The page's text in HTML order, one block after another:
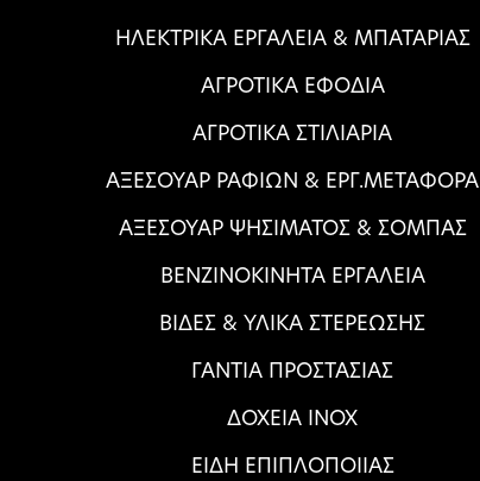
HΛΕΚΤΡΙΚΑ ΕΡΓΑΛΕΙΑ & ΜΠΑΤΑΡΙΑΣ
ΑΓΡΟΤΙΚΑ ΕΦΟΔΙΑ
ΑΓΡΟΤΙΚΑ ΣΤΙΛΙΑΡΙΑ
ΑΞΕΣΟΥΑΡ ΡΑΦΙΩΝ & ΕΡΓ.ΜΕΤΑΦΟΡΑ
ΑΞΕΣΟΥΑΡ ΨΗΣΙΜΑΤΟΣ & ΣΟΜΠΑΣ
ΒΕΝΖΙΝΟΚΙΝΗΤΑ ΕΡΓΑΛΕΙΑ
ΒΙΔΕΣ & ΥΛΙΚΑ ΣΤΕΡΕΩΣΗΣ
ΓΑΝΤΙΑ ΠΡΟΣΤΑΣΙΑΣ
ΔΟΧΕΙΑ ΙΝΟΧ
ΕΙΔΗ ΕΠΙΠΛΟΠΟΙΙΑΣ